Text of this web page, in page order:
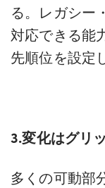
る。レガシー
対応できる能
先順位を設定
3.変化はグリ
多くの可動部